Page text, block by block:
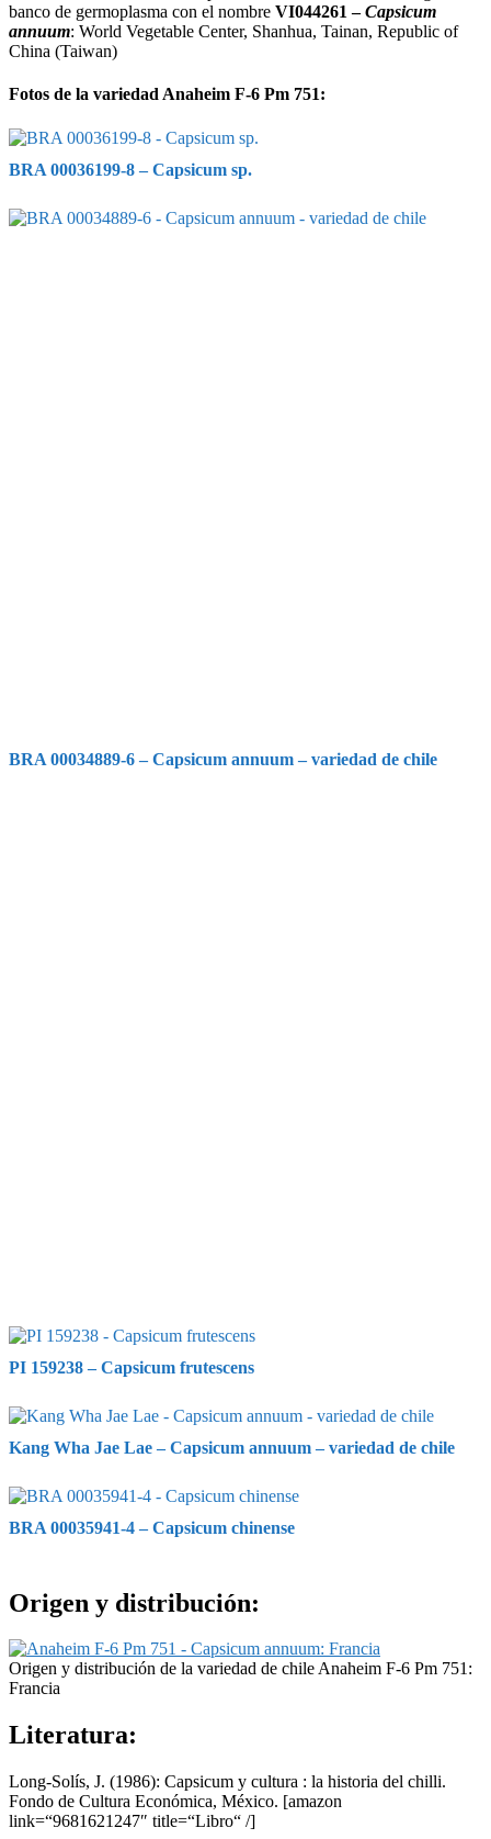
banco de germoplasma con el nombre VI044261 –Capsicum
annuum: World Vegetable Center, Shanhua, Tainan, Republic of
China (Taiwan)
Fotos de la variedad Anaheim F-6 Pm 751:
BRA 00036199-8 – Capsicum sp.
BRA 00034889-6 – Capsicum annuum – variedad de chile
PI 159238 – Capsicum frutescens
Kang Wha Jae Lae – Capsicum annuum – variedad de chile
BRA 00035941-4 – Capsicum chinense
Origen y distribución:
Origen y distribución de la variedad de chile Anaheim F-6 Pm 751:
Francia
Literatura:
Long-Solís, J. (1986): Capsicum y cultura : la historia del chilli.
Fondo de Cultura Económica, México. [amazon
link=“9681621247″ title=“Libro“ /]